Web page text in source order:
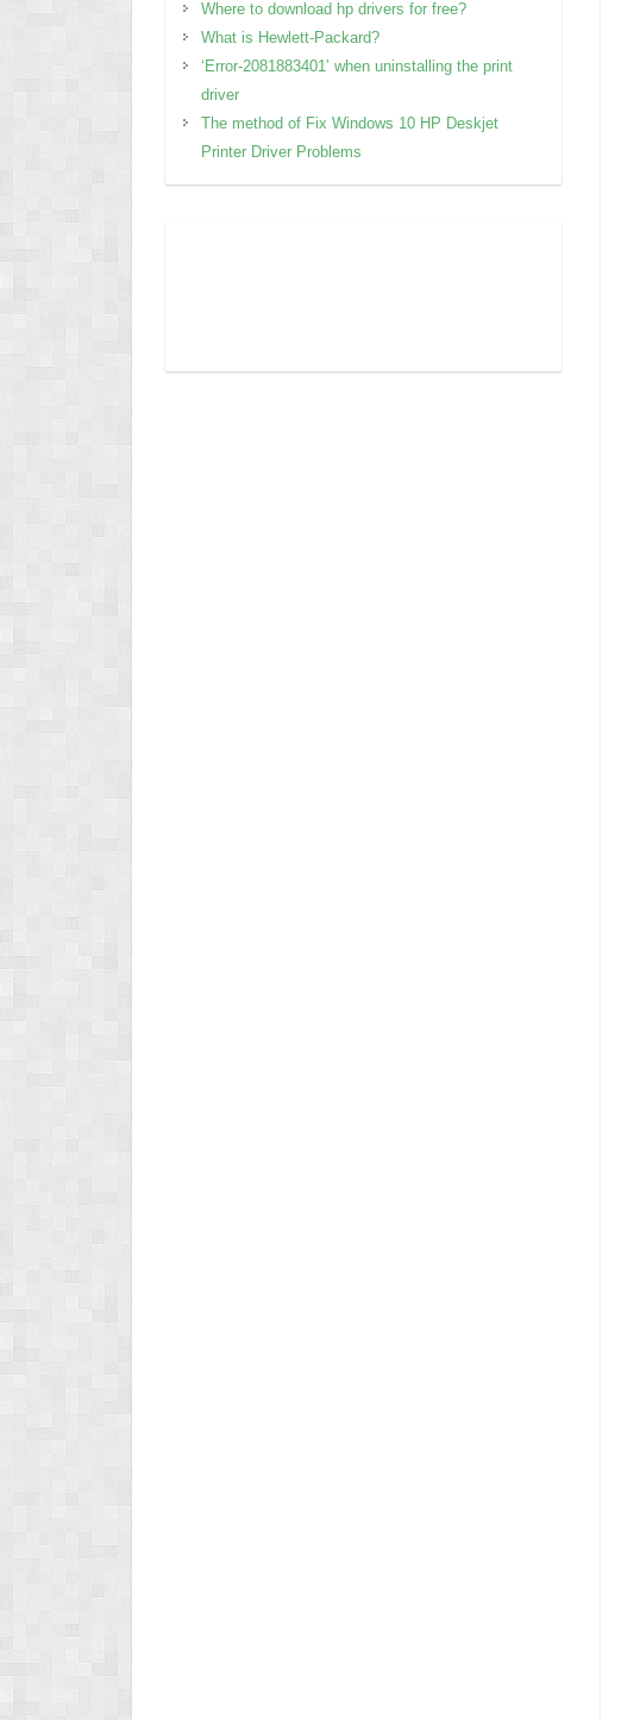
Where to download hp drivers for free?
What is Hewlett-Packard?
‘Error-2081883401’ when uninstalling the print
driver
The method of Fix Windows 10 HP Deskjet
Printer Driver Problems